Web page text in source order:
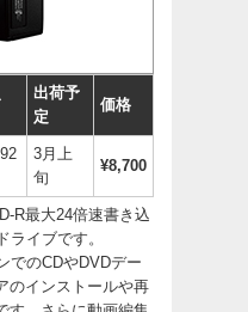
出荷予
定
価格
3月上
旬
¥8,700
R最大24倍速書き込
ライブです。
でのCDやDVDデー
のインストールや再